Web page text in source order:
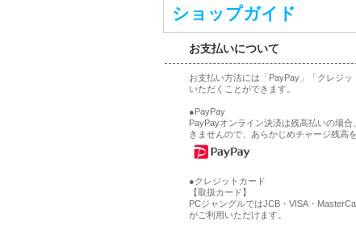
ショップガイド
お支払いについて
お支払い方法には「PayPay」「クレジ
いただくことができます。
●PayPay
PayPayオンライン決済は残高払いの場
きませんので、あらかじめチャージ残高
●クレジットカード
【取扱カード】
PCジャングルではJCB・VISA・
がご利用いただけます。